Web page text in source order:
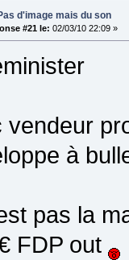
d'image mais du son
#21 le: 02/03/10 22:09 »
vendeur
à
pas la
FDP out